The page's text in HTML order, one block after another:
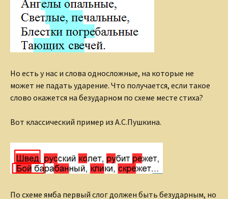
Но есть у нас и слова односложные, на которые не
может не падать ударение. Что получается, если такое
слово окажется на безударном по схеме месте стиха?
Вот классический пример из А.С.Пушкина.
По схеме ямба первый слог должен быть безударным, но